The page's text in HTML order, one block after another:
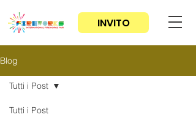
INVITO
Blog
Tutti i Post
Tutti i Post